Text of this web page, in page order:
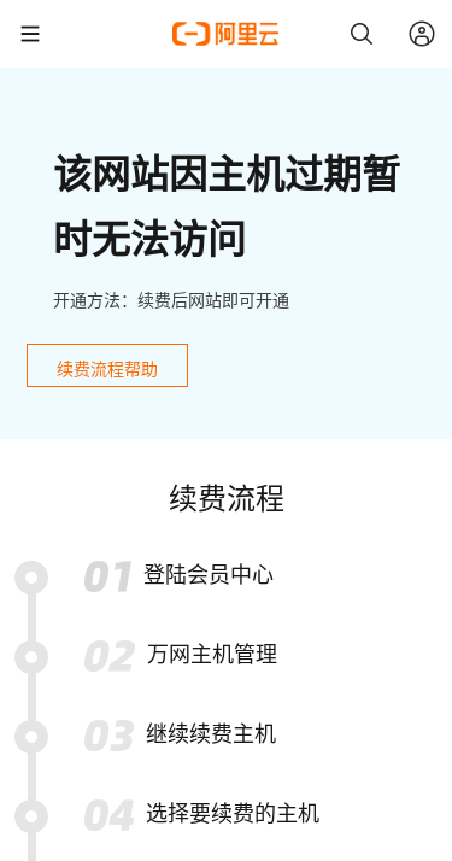
该网站因主机过期暂
时无法访问
开通方法：续费后网站即可开通
续费流程帮助
续费流程
登陆会员中心
万网主机管理
继续续费主机
选择要续费的主机